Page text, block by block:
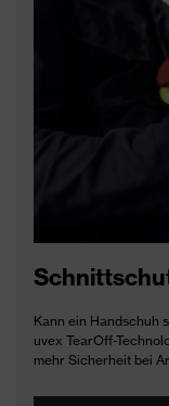
Kann ein Handschuh
uvex TearOff-
mehr Sicherheit bei